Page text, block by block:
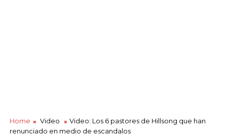
Home Video
Video: Los 6 pastores de Hillsong que han
renunciado en medio de escandalos